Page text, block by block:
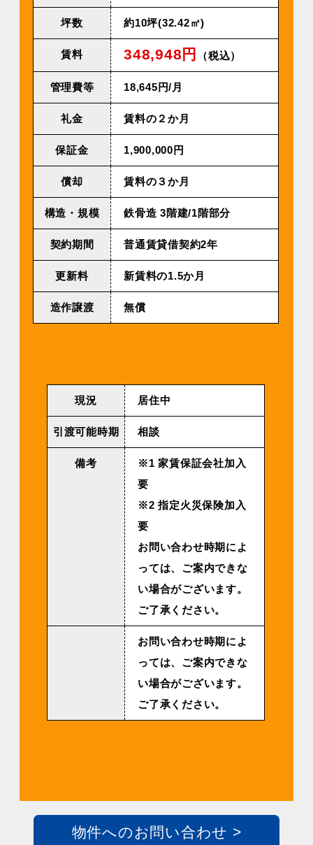
坪数 約10坪(32.42㎡)
賃料 348,948円 （税込）
管理費等 18,645円/⽉
礼金 賃料の２か月
保証金 1,900,000円
償却 賃料の３か月
構造・規模 鉄⾻造 3階建/1階部分
契約期間 普通賃貸借契約2年
更新料 新賃料の1.5か月
造作譲渡 無償
現況 居住中
引渡可能時期 相談
備考
※1 家賃保証会社加入
要
※2 指定火災保険加入
要
お問い合わせ時期によ
っては、ご案内できな
い場合がございます。
ご了承ください。
お問い合わせ時期によ
っては、ご案内できな
い場合がございます。
ご了承ください。
物件へのお問い合わせ >